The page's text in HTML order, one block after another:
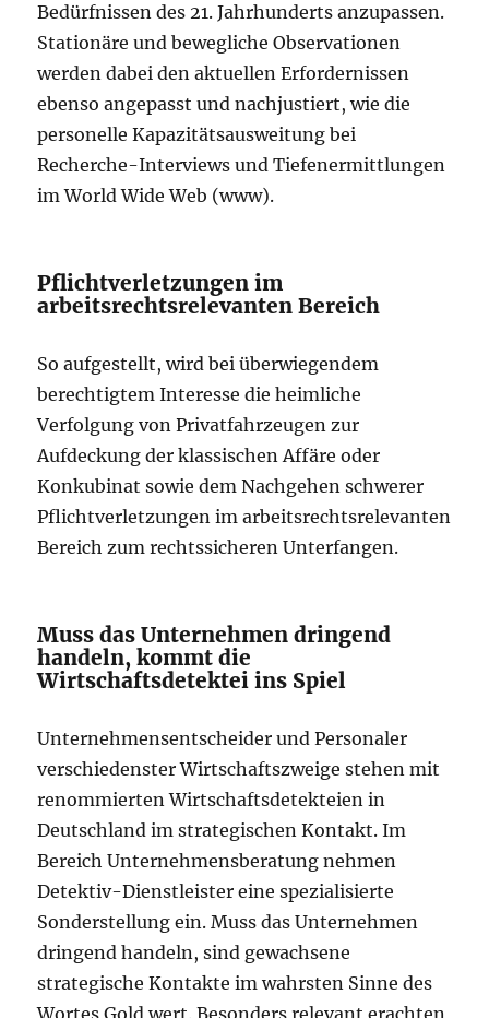
Bedürfnissen des 21. Jahrhunderts anzupassen.
Stationäre und bewegliche Observationen
werden dabei den aktuellen Erfordernissen
ebenso angepasst und nachjustiert, wie die
personelle Kapazitätsausweitung bei
Recherche-Interviews und Tiefenermittlungen
im World Wide Web (www).
Pflichtverletzungen im
arbeitsrechtsrelevanten Bereich
So aufgestellt, wird bei überwiegendem
berechtigtem Interesse die heimliche
Verfolgung von Privatfahrzeugen zur
Aufdeckung der klassischen Affäre oder
Konkubinat sowie dem Nachgehen schwerer
Pflichtverletzungen im arbeitsrechtsrelevanten
Bereich zum rechtssicheren Unterfangen.
Muss das Unternehmen dringend
handeln, kommt die
Wirtschaftsdetektei ins Spiel
Unternehmensentscheider und Personaler
verschiedenster Wirtschaftszweige stehen mit
renommierten Wirtschaftsdetekteien in
Deutschland im strategischen Kontakt. Im
Bereich Unternehmensberatung nehmen
Detektiv-Dienstleister eine spezialisierte
Sonderstellung ein. Muss das Unternehmen
dringend handeln, sind gewachsene
strategische Kontakte im wahrsten Sinne des